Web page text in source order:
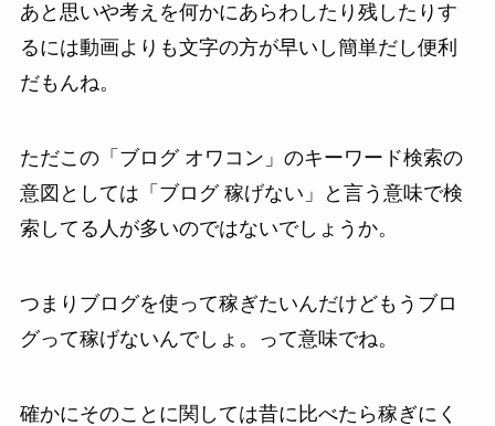
あと思いや考えを何かにあらわしたり残したりす
るには動画よりも文字の方が早いし簡単だし便利
だもんね。
ただこの「ブログ オワコン」のキーワード検索の
意図としては「ブログ 稼げない」と言う意味で検
索してる人が多いのではないでしょうか。
つまりブログを使って稼ぎたいんだけどもうブロ
グって稼げないんでしょ。って意味でね。
確かにそのことに関しては昔に比べたら稼ぎにく